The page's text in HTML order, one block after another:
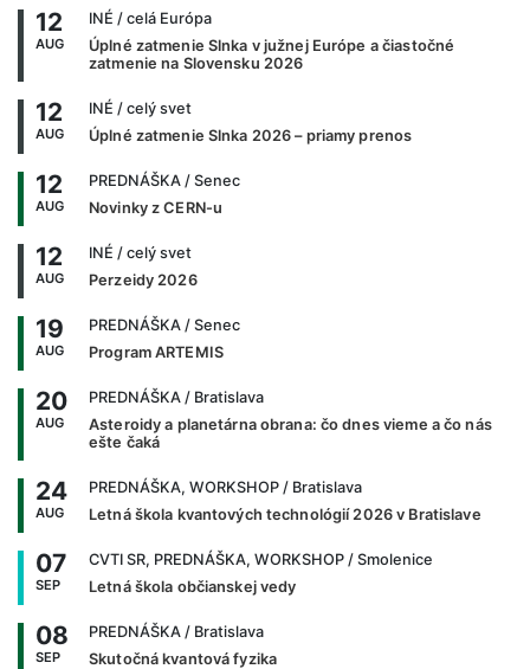
12
AUG
INÉ / celá Európa
Úplné zatmenie Slnka v južnej Európe a čiastočné
zatmenie na Slovensku 2026
12
AUG
INÉ / celý svet
Úplné zatmenie Slnka 2026 – priamy prenos
12
AUG
PREDNÁŠKA / Senec
Novinky z CERN-u
12
AUG
INÉ / celý svet
Perzeidy 2026
19
AUG
PREDNÁŠKA / Senec
Program ARTEMIS
20
AUG
PREDNÁŠKA / Bratislava
Asteroidy a planetárna obrana: čo dnes vieme a čo nás
ešte čaká
24
AUG
PREDNÁŠKA, WORKSHOP / Bratislava
Letná škola kvantových technológií 2026 v Bratislave
07
SEP
CVTI SR, PREDNÁŠKA, WORKSHOP / Smolenice
Letná škola občianskej vedy
08
SEP
PREDNÁŠKA / Bratislava
Skutočná kvantová fyzika